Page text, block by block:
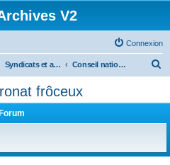
V2
Connexion
Syndicats et associations Conseil national du patronat frôceux
frôceux
Forum